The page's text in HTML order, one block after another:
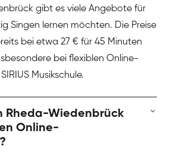
gibt es viele Angebote für
Singen lernen möchten. Die Preise
bei etwa 27 € für 45 Minuten
bei flexiblen Online-
Musikschule.
Rheda-Wiedenbrück
Online-